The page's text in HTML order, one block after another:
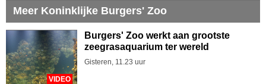
Meer Koninklijke Burgers' Zoo
VIDEO
Burgers' Zoo werkt aan grootste
zeegrasaquarium ter wereld
Gisteren, 11.23 uur